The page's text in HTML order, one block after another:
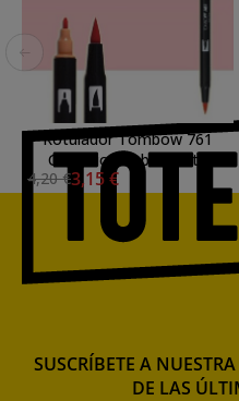
Rotulador Tombow 761
Carnation doble punta
pincel
4,20 €3,15 €
SUSCRÍBETE A
DE LAS